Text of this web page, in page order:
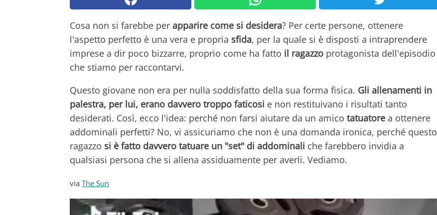
Cosa non si farebbe per apparire come si desidera? Per certe persone, ottenere
l'aspetto perfetto è una vera e propria sfida, per la quale si è disposti a intraprendere
imprese a dir poco bizzarre, proprio come ha fatto il ragazzo protagonista dell'episodio
che stiamo per raccontarvi.
Questo giovane non era per nulla soddisfatto della sua forma fisica. Gli allenamenti in
palestra, per lui, erano davvero troppo faticosi e non restituivano i risultati tanto
desiderati. Così, ecco l'idea: perché non farsi aiutare da un amico tatuatore a ottenere
addominali perfetti? No, vi assicuriamo che non è una domanda ironica, perché questo
ragazzo si è fatto davvero tatuare un "set" di addominali che farebbero invidia a
qualsiasi persona che si allena assiduamente per averli. Vediamo.
via The Sun